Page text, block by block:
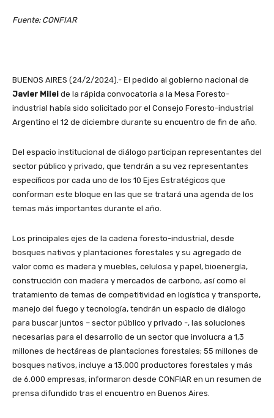
Fuente: CONFIAR
BUENOS AIRES (24/2/2024).- El pedido al gobierno nacional de
Javier Milei de la rápida convocatoria a la Mesa Foresto-
industrial había sido solicitado por el Consejo Foresto-industrial
Argentino el 12 de diciembre durante su encuentro de fin de año.
Del espacio institucional de diálogo participan representantes del
sector público y privado, que tendrán a su vez representantes
específicos por cada uno de los 10 Ejes Estratégicos que
conforman este bloque en las que se tratará una agenda de los
temas más importantes durante el año.
Los principales ejes de la cadena foresto-industrial, desde
bosques nativos y plantaciones forestales y su agregado de
valor como es madera y muebles, celulosa y papel, bioenergía,
construcción con madera y mercados de carbono, así como el
tratamiento de temas de competitividad en logística y transporte,
manejo del fuego y tecnología, tendrán un espacio de diálogo
para buscar juntos – sector público y privado -, las soluciones
necesarias para el desarrollo de un sector que involucra a 1,3
millones de hectáreas de plantaciones forestales; 55 millones de
bosques nativos, incluye a 13.000 productores forestales y más
de 6.000 empresas, informaron desde CONFIAR en un resumen de
prensa difundido tras el encuentro en Buenos Aires.